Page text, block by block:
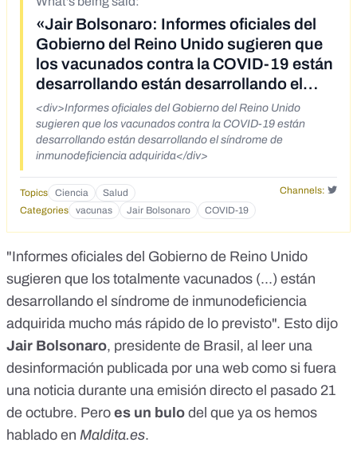
«Jair Bolsonaro: Informes oficiales del
Gobierno del Reino Unido sugieren que
los vacunados contra la COVID-19 están
desarrollando están desarrollando el
síndrome de inmunodeficiencia
adquirida»
<div>Informes oficiales del Gobierno del Reino Unido
sugieren que los vacunados contra la COVID-19 están
desarrollando están desarrollando el síndrome de
inmunodeficiencia adquirida</div>
Topics Ciencia Salud
Channels:
Categories
vacunas Jair Bolsonaro COVID-19
"Informes oficiales del Gobierno de Reino Unido
sugieren que los totalmente vacunados (...) están
desarrollando el síndrome de inmunodeficiencia
adquirida mucho más rápido de lo previsto". Esto dijo
Jair Bolsonaro, presidente de Brasil, al leer una
desinformación publicada por una web como si fuera
una noticia durante una emisión directo el pasado 21
de octubre. Pero es un bulo del que ya os hemos
hablado en Maldita.es.